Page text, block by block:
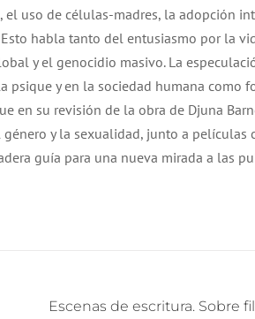
uso de células-madres, la adopción
habla tanto del entusiasmo por la
y el genocidio masivo. La
psique y en la sociedad humana como
en su revisión de la obra de Djuna
y la sexualidad, junto a películas
guía para una nueva mirada a las
Escenas de escritura. Sobre